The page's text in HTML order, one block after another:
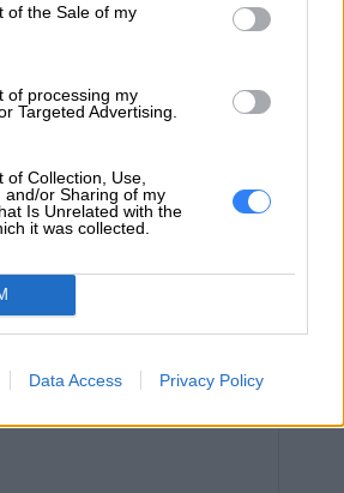
of the Sale of my
of processing my
Targeted Advertising.
of Collection, Use,
and/or Sharing of my
Is Unrelated with the
it was collected.
Data Access Privacy Policy
O PRODUKT
VA WQHD 4ms HDMI DP "